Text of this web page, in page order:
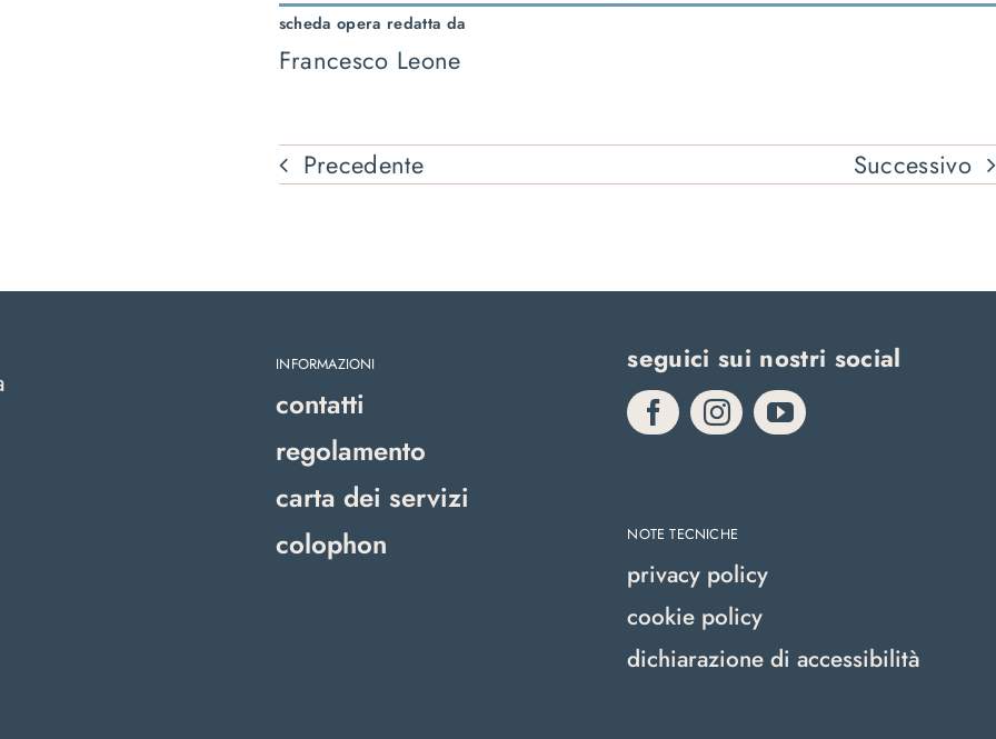
scheda opera redatta da
Francesco Leone
Precedente Successivo
INFORMAZIONI
contatti
regolamento
carta dei servizi
colophon
seguici sui nostri social
NOTE TECNICHE
privacy policy
cookie policy
dichiarazione di accessibilità